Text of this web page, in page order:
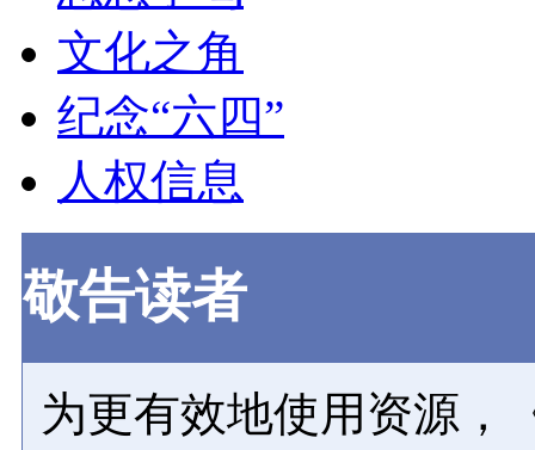
文化之角
纪念“六四”
人权信息
敬告读者
为更有效地使用资源，